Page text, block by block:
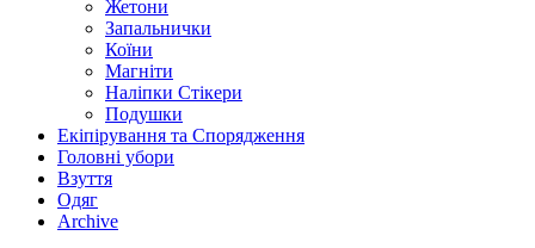
Жетони
Запальнички
Коїни
Магніти
Наліпки Стікери
Подушки
Екіпірування та Спорядження
Головні убори
Взуття
Одяг
Archive